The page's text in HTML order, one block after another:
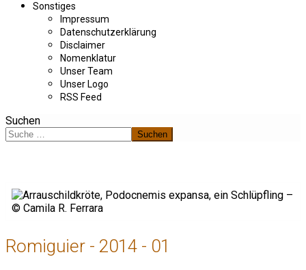
Sonstiges
Impressum
Datenschutzerklärung
Disclaimer
Nomenklatur
Unser Team
Unser Logo
RSS Feed
Suchen
Suchen
Romiguier - 2014 - 01